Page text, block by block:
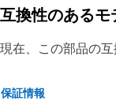
互換性のあるモ
現在、この部品の互
保証情報